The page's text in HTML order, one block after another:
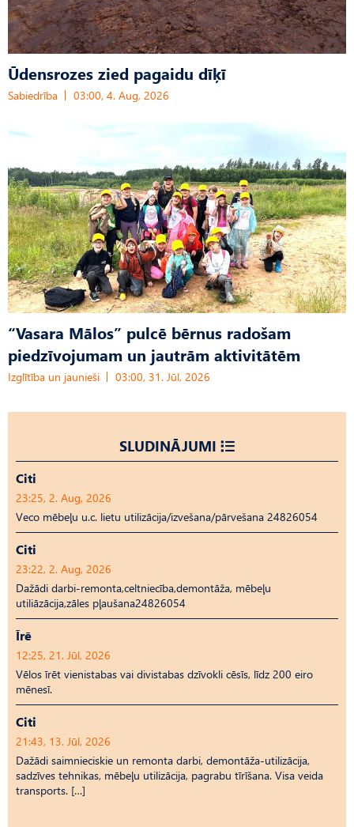
Ūdensrozes zied pagaidu dīķī
Sabiedrība 03:00, 4. Aug, 2026
“Vasara Mālos” pulcē bērnus radošam
piedzīvojumam un jautrām aktivitātēm
Izglītība un jaunieši 03:00, 31. Jūl, 2026
SLUDINĀJUMI
Citi
23:25, 2. Aug, 2026
Veco mēbeļu u.c. lietu utilizācija/izvešana/pārvešana 24826054
Citi
23:22, 2. Aug, 2026
Dažādi darbi-remonta,celtniecība,demontāža, mēbeļu
utiliāzācija,zāles pļaušana24826054
Īrē
12:25, 21. Jūl, 2026
Vēlos īrēt vienistabas vai divistabas dzīvokli cēsīs, līdz 200 eiro
mēnesī.
Citi
21:43, 13. Jūl, 2026
Dažādi saimnieciskie un remonta darbi, demontāža-utilizācija,
sadzīves tehnikas, mēbeļu utilizācija, pagrabu tīrīšana. Visa veida
transports. […]